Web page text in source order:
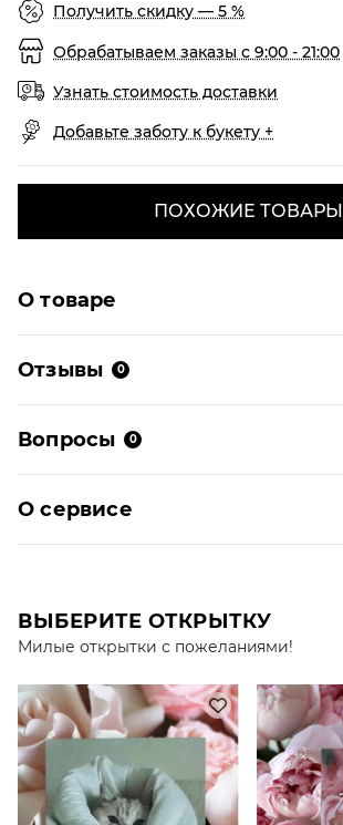
Получить скидку — 5 %
Обрабатываем заказы с 9:00 - 21:00
Узнать стоимость доставки
Добавьте заботу к букету +
ПОХОЖИЕ ТОВАРЫ
О товаре
Отзывы 0
Вопросы 0
О сервисе
ВЫБЕРИТЕ ОТКРЫТКУ
Милые открытки с пожеланиями!